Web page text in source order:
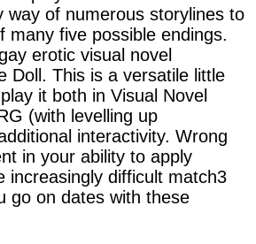
way of numerous storylines to
many five possible endings.
erotic visual novel
Doll. This is a versatile little
it both in Visual Novel
(with levelling up
interactivity. Wrong
in your ability to apply
increasingly difficult match3
go on dates with these